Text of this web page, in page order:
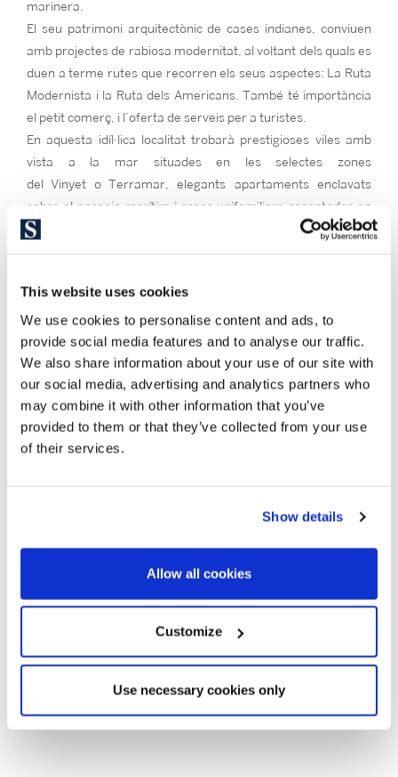
This website uses cookies
We use cookies to personalise content and ads, to
provide social media features and to analyse our traffic.
We also share information about your use of our site with
our social media, advertising and analytics partners who
may combine it with other information that you’ve
provided to them or that they’ve collected from your use
of their services.
Show details
Allow all cookies
Customize
Use necessary cookies only
marinera.
El seu patrimoni arquitectònic de cases indianes, conviuen
amb projectes de rabiosa modernitat, al voltant dels quals es
duen a terme rutes que recorren els seus aspectes: La Ruta
Modernista i la Ruta dels Americans. També té importància
el petit comerç, i l’oferta de serveis per a turistes.
En aquesta idíl·lica localitat trobarà prestigioses viles amb
vista a la mar situades en les selectes zones
del Vinyet o Terramar, elegants apartaments enclavats
sobre el passeig marítim i cases unifamiliars assentades en
les zones residencials de Santa Bàrbara, La Llevantina i Ca
habitatge d’estiueig. Molt prop de Barcelona, i ben connectat
per tren i carretera, té tot el que un poble costaner, dinàmic i
amb el seu encant únic necessita per a oferir una excel·lent
qualitat de vida durant tot l’any.